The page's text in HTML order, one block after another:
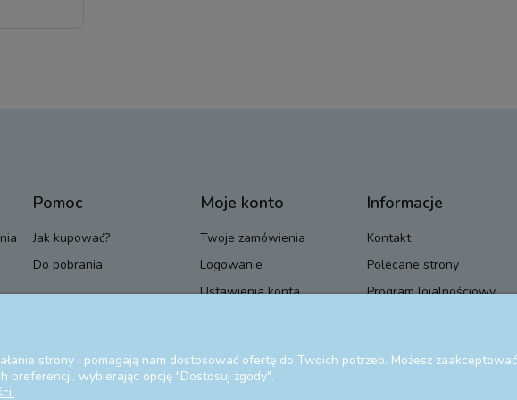
Pomoc
Jak kupować?
Do pobrania
Moje konto
Twoje zamówienia
Logowanie
Ustawienia konta
Informacje
Kontakt
Polecane strony
Program lojalnościowy
strony i pomagają nam dostosować ofertę do Twoich potrzeb. Możesz
wybierając opcję "Dostosuj zgody".